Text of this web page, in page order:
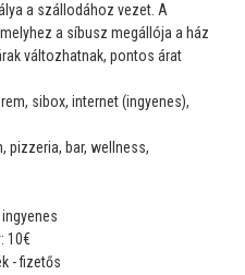
a szállodához vezet. A
a síbusz megállója a ház
változhatnak, pontos árat
sibox, internet (ingyenes),
pizzeria, bar, wellness,
10€
- fizetős